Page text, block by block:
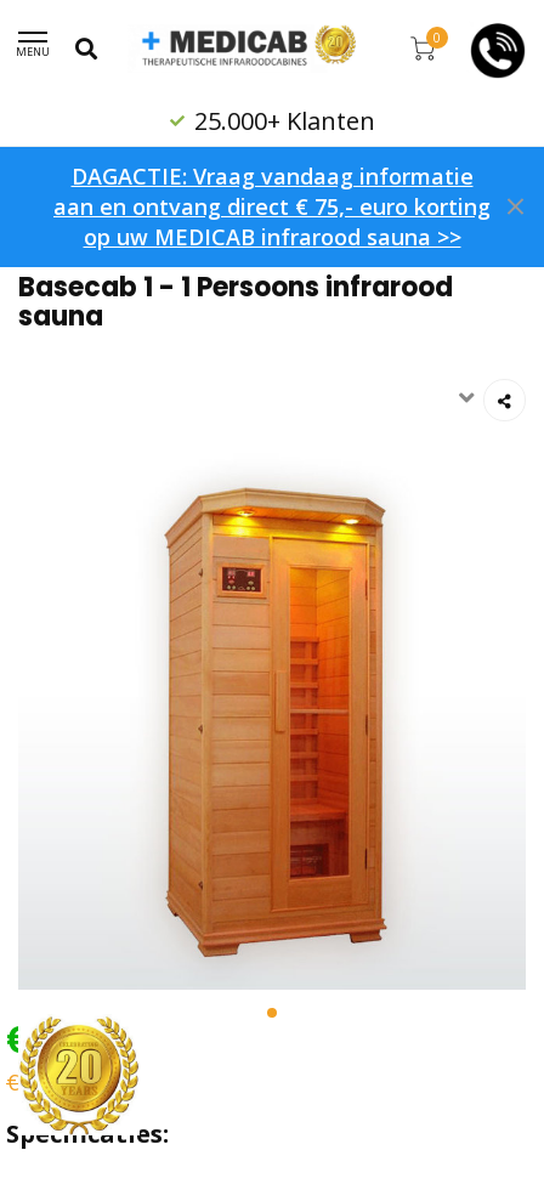
MENU
0
25.000+ Klanten
DAGACTIE: Vraag vandaag informatie
aan en ontvang direct € 75,- euro korting
op uw MEDICAB infrarood sauna >>
Home / Basecab 1 - 1 Persoons infrarood sauna
Basecab 1 - 1 Persoons infrarood
sauna
€799,00
€1.199,00
Specificaties: